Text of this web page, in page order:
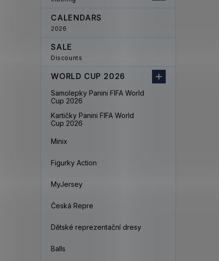
CALENDARS
2026
SALE
Discounts
WORLD CUP 2026
Samolepky Panini FIFA World
Cup 2026
Kartičky Panini FIFA World
Cup 2026
Minix
Figurky Action
MyJersey
Česká Repre
Dětské reprezentační dresy
Balls